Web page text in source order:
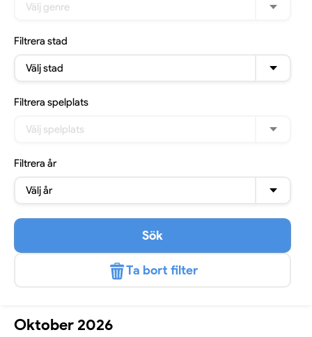
Välj genre
Filtrera stad
Välj stad
Filtrera spelplats
Välj spelplats
Filtrera år
Välj år
Sök
Ta bort filter
Oktober 2026